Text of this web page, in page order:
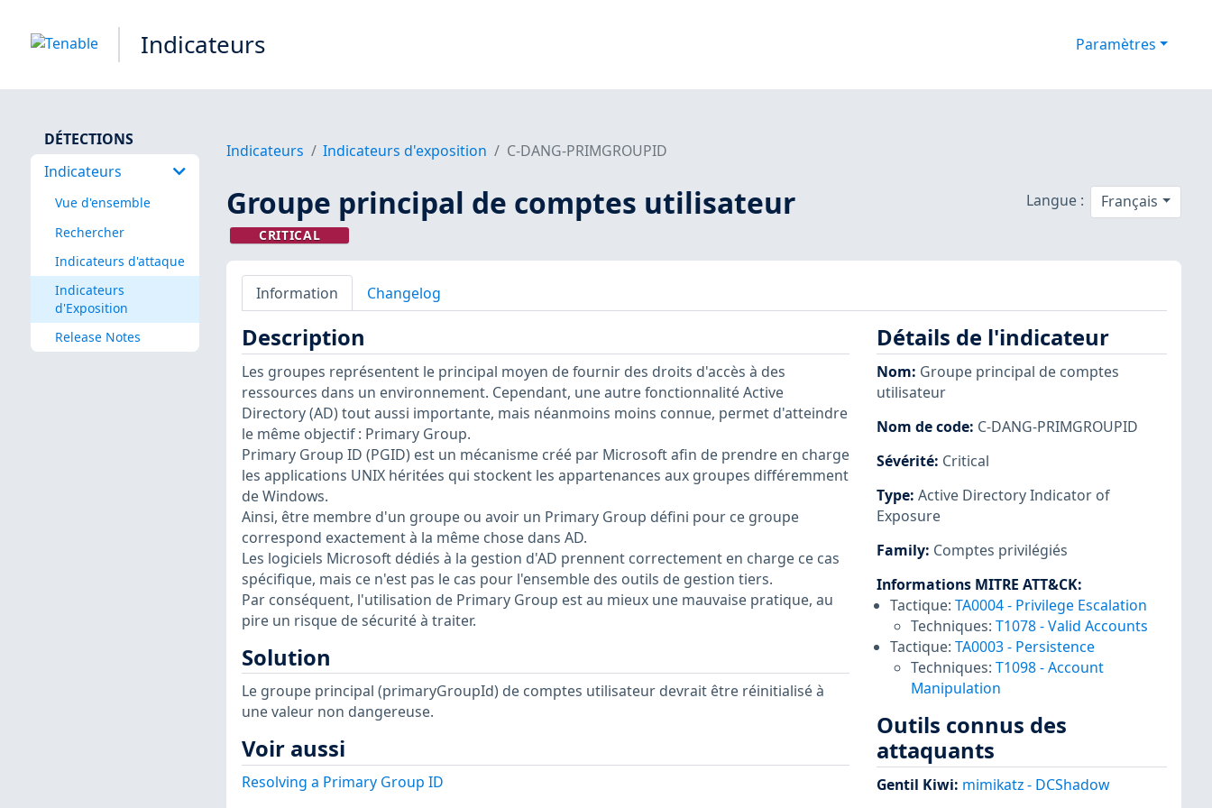
Indicateurs Paramètres
DÉTECTIONS
Indicateurs
Vue d'ensemble
Rechercher
Indicateurs d'attaque
Indicateurs
d'Exposition
Release Notes
Indicateurs Indicateurs d'exposition C-DANG-PRIMGROUPID
Groupe principal de comptes utilisateur
CRITICAL
Langue : Français
Information Changelog
Description
Les groupes représentent le principal moyen de fournir des droits d'accès à des
ressources dans un environnement. Cependant, une autre fonctionnalité Active
Directory (AD) tout aussi importante, mais néanmoins moins connue, permet d'atteindre
le même objectif : Primary Group.
Primary Group ID (PGID) est un mécanisme créé par Microsoft afin de prendre en charge
les applications UNIX héritées qui stockent les appartenances aux groupes différemment
de Windows.
Ainsi, être membre d'un groupe ou avoir un Primary Group défini pour ce groupe
correspond exactement à la même chose dans AD.
Les logiciels Microsoft dédiés à la gestion d'AD prennent correctement en charge ce cas
spécifique, mais ce n'est pas le cas pour l'ensemble des outils de gestion tiers.
Par conséquent, l'utilisation de Primary Group est au mieux une mauvaise pratique, au
pire un risque de sécurité à traiter.
Solution
Le groupe principal (primaryGroupId) de comptes utilisateur devrait être réinitialisé à
une valeur non dangereuse.
Voir aussi
Resolving a Primary Group ID
Détails de l'indicateur
Nom: Groupe principal de comptes
utilisateur
Nom de code: C-DANG-PRIMGROUPID
Sévérité: Critical
Type: Active Directory Indicator of
Exposure
Family: Comptes privilégiés
Informations MITRE ATT&CK:
Tactique:TA0004- Privilege Escalation
Techniques: T1078-Valid Accounts
Tactique:TA0003- Persistence
Techniques: T1098-Account
Manipulation
Outils connus des
attaquants
Gentil Kiwi: mimikatz - DCShadow